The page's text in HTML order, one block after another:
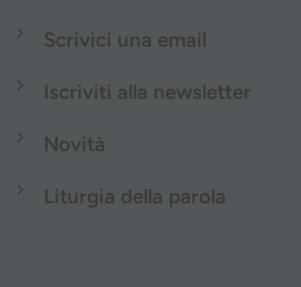
Scrivici una email
Iscriviti alla newsletter
Novità
Liturgia della parola